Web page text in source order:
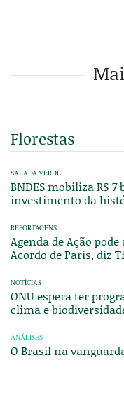
Florestas
SALADA VERDE
BNDES mobiliza R$
investimento da
REPORTAGENS
Agenda de Ação
Acordo de Paris, diz
NOTÍCIAS
ONU espera ter
clima e
ANÁLISES
O Brasil na